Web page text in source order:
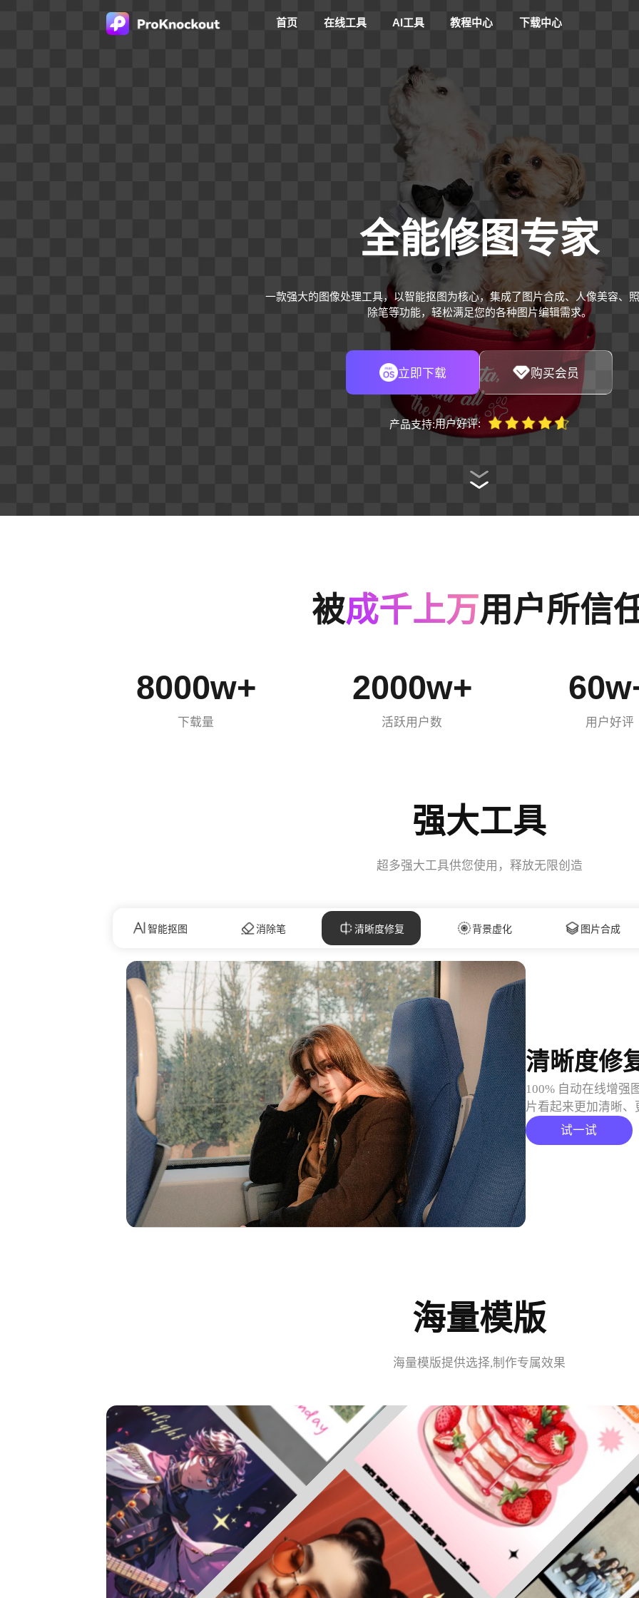
首页 在线工具 AI工具 教程中心 下载中心
全能修图专家
一款强大的图像处理工具，以智能抠图为核心，集成了图片合成、人像美容、
除笔等功能，轻松满足您的各种图片编辑需求。
立即下载 购买会员
产品支持:用户好评:
被成千上万用户所信
8000w+
下载量
2000w+
活跃用户数
60w
用户好评
强大工具
超多强大工具供您使用，释放无限创造
智能抠图 消除笔 清晰度修复 背景虚化 图片合成
背景虚化
AI算法自动模糊背
片。
试一试
海量模版
海量模版提供选择,制作专属效果